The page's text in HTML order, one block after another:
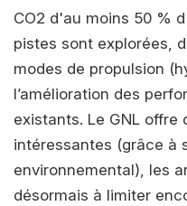
CO2 d'au moins 50 %
pistes sont explorées,
modes de propulsion
l’amélioration des
existants. Le GNL offre
intéressantes (grâce à
environnemental), les
désormais à limiter